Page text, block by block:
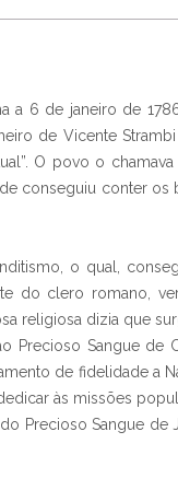
a 6 de janeiro de
de Vicente
O povo o
conseguiu conter os
o qual,
do clero romano,
religiosa dizia que
Precioso Sangue de
de fidelidade a
às missões
Precioso Sangue de